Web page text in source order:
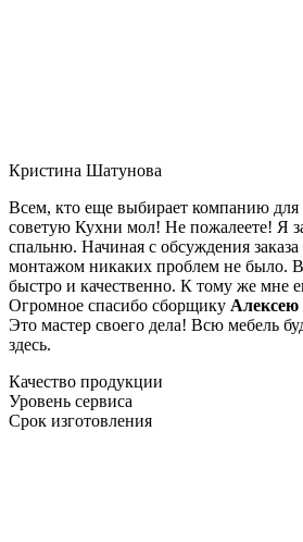
Кристина Шатунова
Всем, кто еще выбирает компанию для
советую Кухни мол! Не пожалеете! Я
спальню. Начиная с обсуждения заказа
монтажом никаких проблем не было.
быстро и качественно. К тому же мне
Огромное спасибо сборщику Алексею
Это мастер своего дела! Всю мебель
здесь.
Качество продукции
Уровень сервиса
Срок изготовления